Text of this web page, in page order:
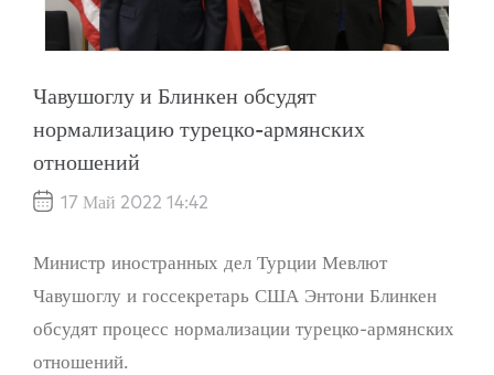
Чавушоглу и Блинкен обсудят
нормализацию турецко-армянских
отношений
17 Май 2022 14:42
Министр иностранных дел Турции Мевлют
Чавушоглу и госсекретарь США Энтони Блинкен
обсудят процесс нормализации турецко-армянских
отношений.